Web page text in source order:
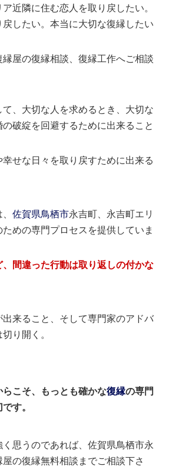
近隣に住む恋人を取り戻したい。
したい。本当に大切な復縁したい
屋の復縁相談、復縁工作へご相談
、大切な人を求めるとき、大切な
破綻を回避するために出来ること
せな日々を取り戻すために出来る
、佐賀県鳥栖市永吉町、永吉町エリ
めの専門プロセスを提供していま
間違った行動は取り返しの付かな
来ること、そして専門家のアドバ
り開く。
こそ、もっとも確かな復縁の専門
す。
く思うのであれば、佐賀県鳥栖市永
の復縁無料相談までご相談下さ